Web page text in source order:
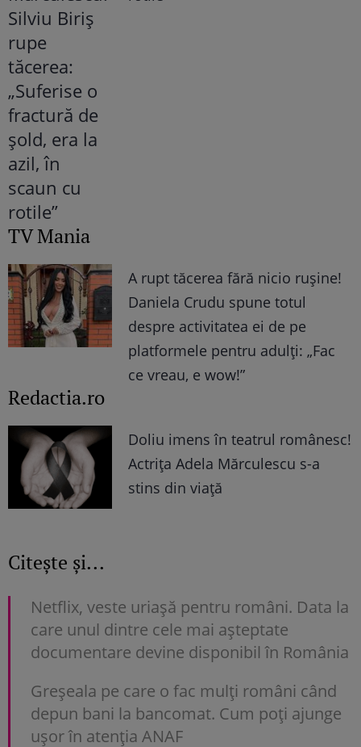
TV Mania
A rupt tăcerea fără nicio rușine!
Daniela Crudu spune totul
despre activitatea ei de pe
platformele pentru adulți: „Fac
ce vreau, e wow!”
Redactia.ro
Doliu imens în teatrul românesc!
Actrița Adela Mărculescu s-a
stins din viață
Citește și...
Netflix, veste uriașă pentru români. Data la
care unul dintre cele mai așteptate
documentare devine disponibil în România
Greșeala pe care o fac mulți români când
depun bani la bancomat. Cum poți ajunge
uşor în atenția ANAF